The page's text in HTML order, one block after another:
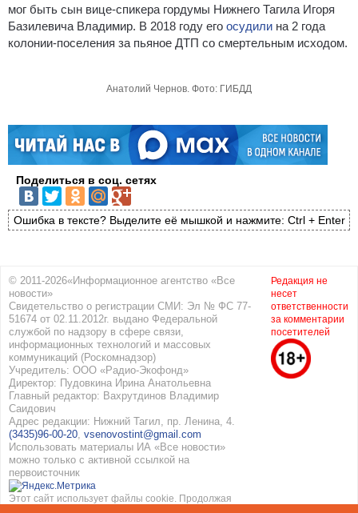
мог быть сын вице-спикера гордумы Нижнего Тагила Игоря
Базилевича Владимир. В 2018 году его осудили на 2 года
колонии-поселения за пьяное ДТП со смертельным исходом.
Анатолий Чернов. Фото: ГИБДД
Поделиться в соц. сетях
Ошибка в тексте? Выделите её мышкой и нажмите: Ctrl + Enter
© 2011-2026«Информационное агентство «Все
новости»
Свидетельство о регистрации СМИ: Эл № ФС 77-
51674 от 02.11.2012г. выдано Федеральной
службой по надзору в сфере связи,
информационных технологий и массовых
коммуникаций (Роскомнадзор)
Учредитель: ООО «Радио-Экофонд»
Директор: Пудовкина Ирина Анатольевна
Главный редактор: Вахрутдинов Владимир
Саидович
Адрес редакции: Нижний Тагил, пр. Ленина, 4.
(3435)96-00-20, vsenovostint@gmail.com
Использовать материалы ИА «Все новости»
можно только с активной ссылкой на
первоисточник
Этот сайт использует файлы cookie. Продолжая
Редакция не
несет
ответственности
за комментарии
посетителей